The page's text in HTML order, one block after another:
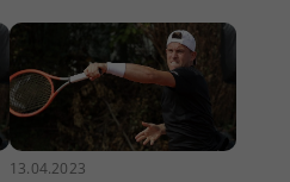
13.04.2023